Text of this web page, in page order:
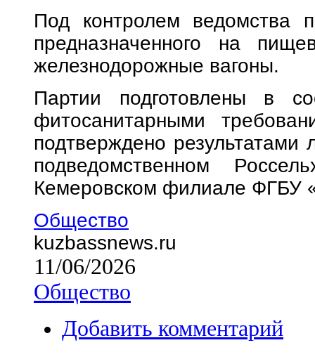
Под контролем ведомства
предназначенного на
железнодорожные вагоны.
Партии подготовлены в
фитосанитарными
подтверждено результатами
подведомственном
Кемеровском филиале
Общество
kuzbassnews.ru
11/06/2026
Общество
Добавить комментарий